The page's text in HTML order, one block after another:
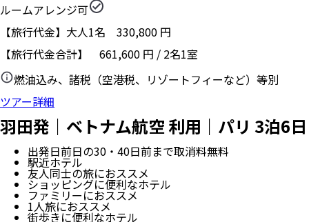
ルームアレンジ可
【旅行代金】大人1名 330,800 円
【旅行代金合計】 661,600 円 / 2名1室
燃油込み、諸税（空港税、リゾートフィーなど）等別
ツアー詳細
羽田発｜ベトナム航空 利用｜パリ 3泊6日
出発日前日の30・40日前まで取消料無料
駅近ホテル
友人同士の旅におススメ
ショッピングに便利なホテル
ファミリーにおススメ
1人旅におススメ
街歩きに便利なホテル